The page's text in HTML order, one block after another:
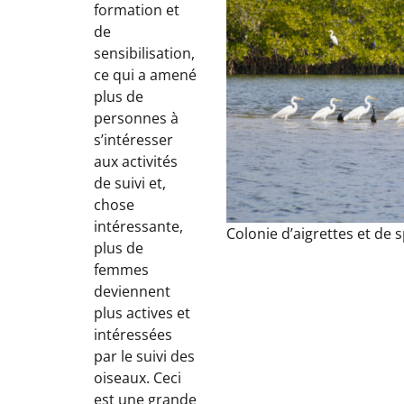
formation et
de
sensibilisation,
ce qui a amené
plus de
personnes à
s’intéresser
aux activités
de suivi et,
chose
intéressante,
plus de
femmes
deviennent
plus actives et
intéressées
par le suivi des
oiseaux. Ceci
est une grande
Colonie d’aigrettes et de